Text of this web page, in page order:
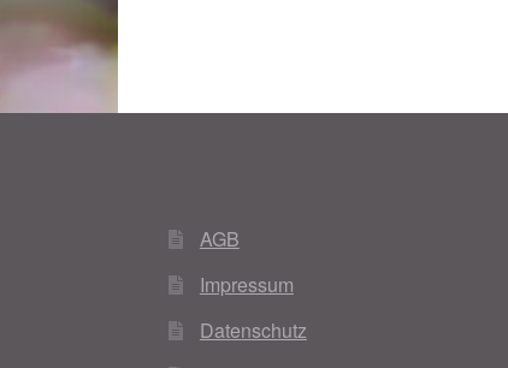
AGB
Impressum
Datenschutz